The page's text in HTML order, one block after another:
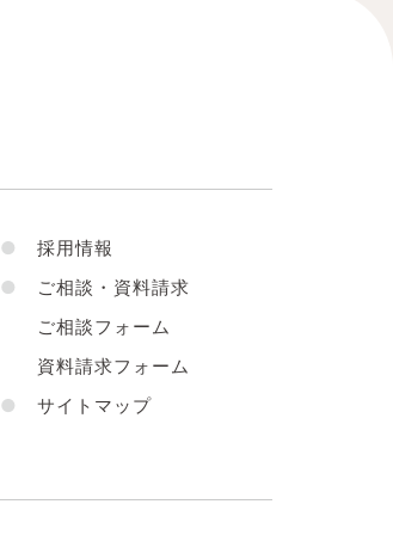
●
採用情報
●
ご相談・資料請求
ご相談フォーム
資料請求フォーム
●
サイトマップ